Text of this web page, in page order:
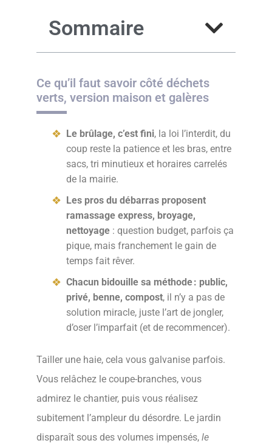
Sommaire
Ce qu’il faut savoir côté déchets
verts, version maison et galères
Le brûlage, c’est fini, la loi l’interdit, du
coup reste la patience et les bras, entre
sacs, tri minutieux et horaires carrelés
de la mairie.
Les pros du débarras proposent
ramassage express, broyage,
nettoyage : question budget, parfois ça
pique, mais franchement le gain de
temps fait rêver.
Chacun bidouille sa méthode : public,
privé, benne, compost, il n’y a pas de
solution miracle, juste l’art de jongler,
d’oser l’imparfait (et de recommencer).
Tailler une haie, cela vous galvanise parfois.
Vous relâchez le coupe-branches, vous
admirez le chantier, puis vous réalisez
subitement l’ampleur du désordre. Le jardin
disparaît sous des volumes impensés, le